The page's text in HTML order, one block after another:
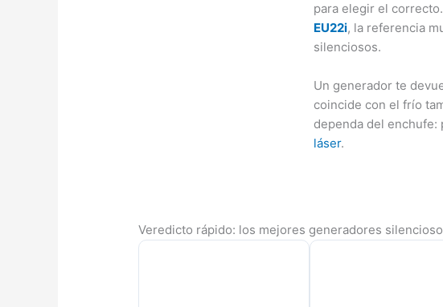
para elegir el
EU22i, la referencia
silenciosos.
Un generador te
coincide con el frío
dependa del enchufe:
láser.
Veredicto rápido: los mejores generadores